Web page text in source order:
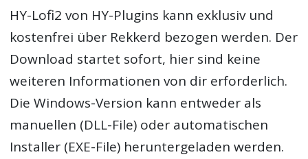
HY-Lofi2 von HY-Plugins kann exklusiv und
kostenfrei über Rekkerd bezogen werden. Der
Download startet sofort, hier sind keine
weiteren Informationen von dir erforderlich.
Die Windows-Version kann entweder als
manuellen (DLL-File) oder automatischen
Installer (EXE-File) heruntergeladen werden.